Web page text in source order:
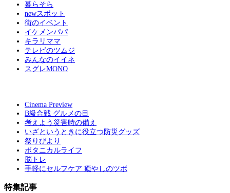
暮らそら
newスポット
街のイベント
イケメンパパ
キラリママ
テレビのツムジ
みんなのイイネ
スグレMONO
Cinema Preview
B級合戦 グルメの目
考えよう災害時の備え
いざというときに役立つ防災グッズ
祭りびより
ボタニカルライフ
脳トレ
手軽にセルフケア 癒やしのツボ
特集記事